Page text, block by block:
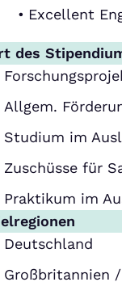
Excellent
des
Allgem.
Studium im
Zuschüsse für
Praktikum im
Deutschland
Großbritannien